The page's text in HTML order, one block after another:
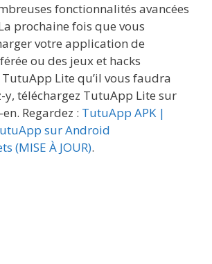
fonctionnalités avancées
prochaine fois que vous
votre application de
ou des jeux et hacks
TutuApp Lite qu’il vous faudra
y, téléchargez TutuApp Lite sur
Regardez : TutuApp APK |
sur Android
(MISE À JOUR).